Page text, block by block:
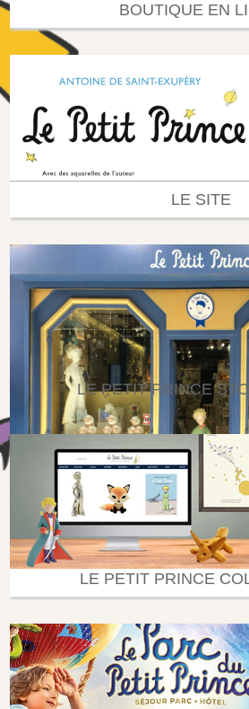
BOUTIQUE EN
LE SITE
LE PETIT PRINCE
LE PETIT PRINCE